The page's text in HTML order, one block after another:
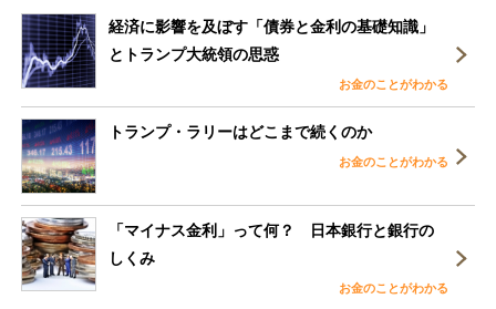
経済に影響を及ぼす「債券と金利の基礎知識」
とトランプ大統領の思惑
お金のことがわかる
トランプ・ラリーはどこまで続くのか
お金のことがわかる
「マイナス金利」って何？ 日本銀行と銀行の
しくみ
お金のことがわかる